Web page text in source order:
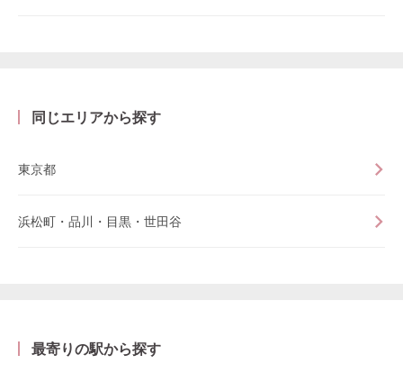
同じエリアから探す
東京都
浜松町・品川・目黒・世田谷
最寄りの駅から探す